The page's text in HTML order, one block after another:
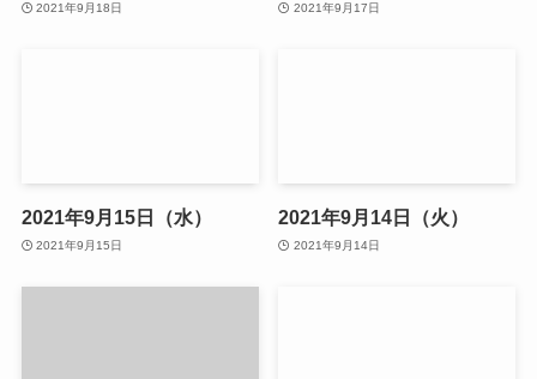
2021年9月18日 2021年9月17日
2021年9月15日（水）
2021年9月15日
2021年9月14日（火）
2021年9月14日